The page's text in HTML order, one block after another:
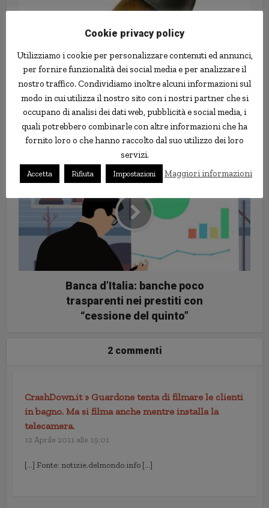
Le sparano, salvata dal seno
rifatto
Banca d’Italia: banche poco
trasparenti nei prestiti con
“cessione del quinto”
2 commenti
CrashDown.it » Guardone tenta di filmare le clienti
in bagno. Ma si filma anche mentre installa la
telecamera.
12 Aprile 2011 alle 19:01
[…] Fonte: notizie.delmondo.info […]
Cookie privacy policy
Utilizziamo i cookie per personalizzare contenuti ed annunci,
per fornire funzionalità dei social media e per analizzare il
nostro traffico. Condividiamo inoltre alcuni informazioni sul
modo in cui utilizza il nostro sito con i nostri partner che si
occupano di analisi dei dati web, pubblicità e social media, i
quali potrebbero combinarle con altre informazioni che ha
fornito loro o che hanno raccolto dal suo utilizzo dei loro
servizi.
Accetta Rifiuta Impostazioni Maggiori informazioni